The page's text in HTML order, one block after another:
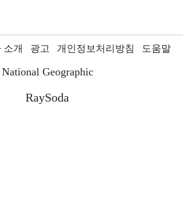
소개 광고 개인정보처리방침 도움말
National Geographic
RaySoda